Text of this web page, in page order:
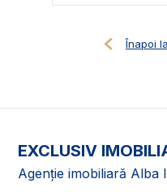
Înapoi
EXCLUSIV
Agenție imobiliară Alba